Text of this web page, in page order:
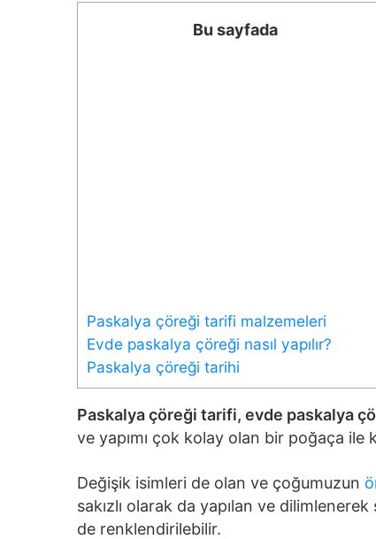
Bu sayfada
Paskalya çöreği tarifi malzemeleri
Evde paskalya çöreği nasıl yapılır?
Paskalya çöreği tarihi
Paskalya çöreği tarifi, evde paskalya
ve yapımı çok kolay olan bir poğaça ile
Değişik isimleri de olan ve çoğumuzun
sakızlı olarak da yapılan ve
de renklendirilebilir.